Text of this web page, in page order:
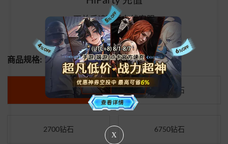
下单后请联系在线客服
商品规格:
675钻石 1350钻石
2700钻石 6750钻石
X